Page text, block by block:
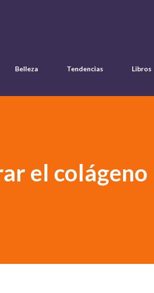
Belleza Tendencias Libros
el colágeno